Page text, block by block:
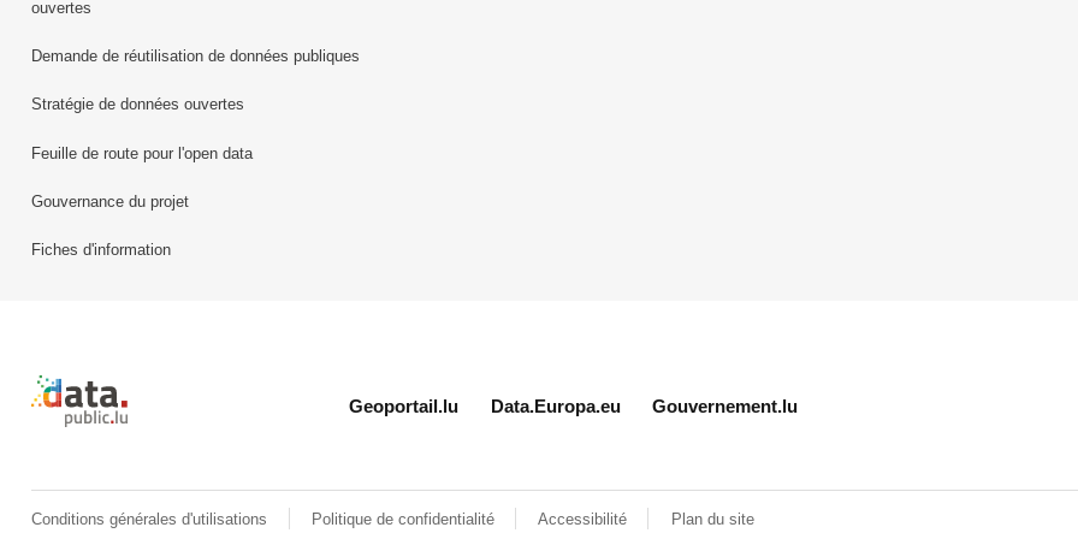
ouvertes
Demande de réutilisation de données publiques
Stratégie de données ouvertes
Feuille de route pour l'open data
Gouvernance du projet
Fiches d'information
Retour à l'accueil de data.public.lu
Geoportail.lu Data.Europa.eu Gouvernement.lu
Conditions générales d'utilisations Politique de confidentialité Accessibilité Plan du site